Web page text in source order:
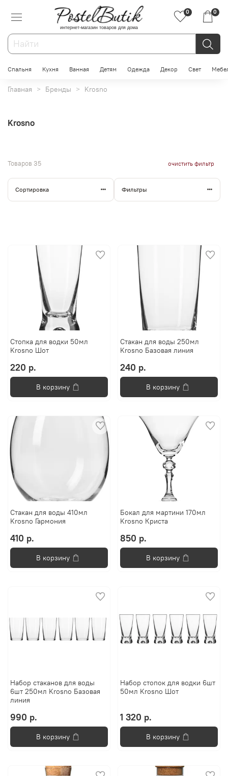
интернет-магазин товаров для дома
0 0
Спальня Кухня Ванная Детям Одежда Декор Свет
Главная Бренды Krosno
Krosno
Товаров 35 очистить фильтр
Сортировка Фильтры
Стопка для водки 50мл
Krosno Шот
220 р.
В корзину
Стакан для воды 250мл
Krosno Базовая линия
240 р.
В корзину
Стакан для воды 410мл
Krosno Гармония
410 р.
В корзину
Бокал для мартини 170мл
Krosno Криста
850 р.
В корзину
Набор стаканов для воды
6шт 250мл Krosno Базовая
линия
990 р.
В корзину
Набор стопок для водки 6шт
50мл Krosno Шот
1 320 р.
В корзину